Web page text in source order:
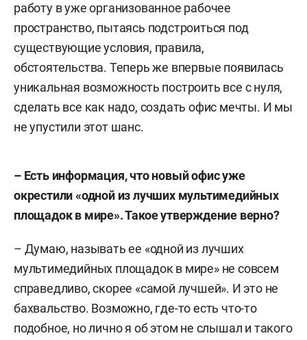
работу в уже организованное рабочее
пространство, пытаясь подстроиться под
существующие условия, правила,
обстоятельства. Теперь же впервые появилась
уникальная возможность построить все с нуля,
сделать все как надо, создать офис мечты. И мы
не упустили этот шанс.
– Есть информация, что новый офис уже
окрестили «одной из лучших мультимедийных
площадок в мире». Такое утверждение верно?
– Думаю, называть ее «одной из лучших
мультимедийных площадок в мире» не совсем
справедливо, скорее «самой лучшей». И это не
бахвальство. Возможно, где-то есть что-то
подобное, но лично я об этом не слышал и такого